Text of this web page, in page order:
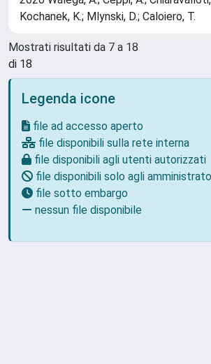
Kochanek, K.; Mlynski, D.; Caloiero, T.
Mostrati risultati da 7 a 18
di 18
Legenda icone
file ad accesso aperto
file disponibili sulla rete interna
file disponibili agli utenti autorizzati
file disponibili solo agli
file sotto embargo
nessun file disponibile